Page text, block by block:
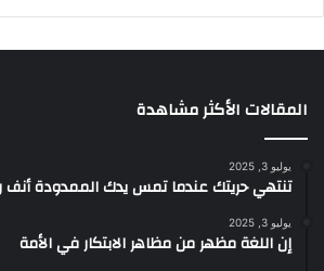
المقالات الأكثر مشاهدة
يوليو 3, 2025
تنتهي حريتك عندما تمس يدك الممدودة أنف
يوليو 3, 2025
إن اللغة مظهر من مظاهر الابتكار في الأمة